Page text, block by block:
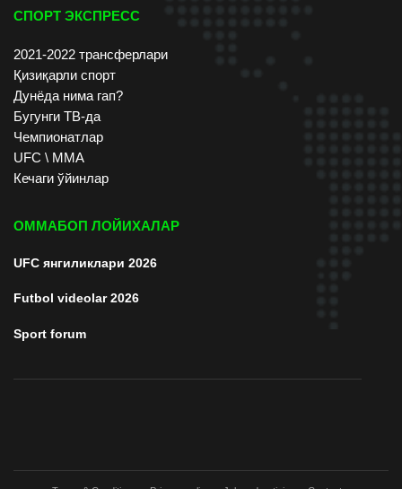
СПОРТ ЭКСПРЕСС
2021-2022 трансферлари
Қизиқарли спорт
Дунёда нима гап?
Бугунги ТВ-да
Чемпионатлар
UFC \ ММА
Кечаги ўйинлар
ОММАБОП ЛОЙИХАЛАР
UFC янгиликлари 2026
Futbol videolar 2026
Sport forum